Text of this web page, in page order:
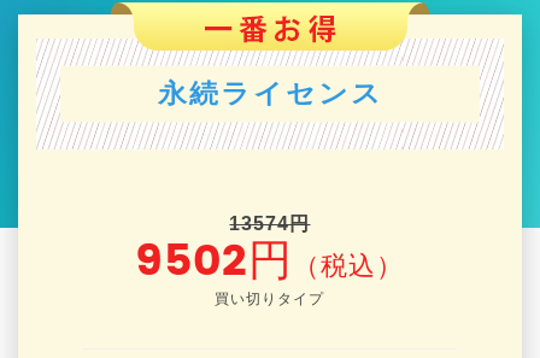
永続ライセンス
13574円
9502円 （税込）
買い切りタイプ